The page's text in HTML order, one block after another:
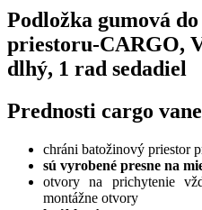
Podložka gumová
priestoru-CARGO,
dlhý, 1 rad sedadiel
Prednosti cargo
chráni batožinový priestor
sú vyrobené presne na
otvory na prichytenie
montážne otvory